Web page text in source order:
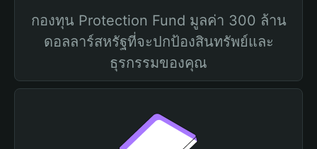
กองทุน Protection Fund มูลค่า 300 ล้าน
ดอลลาร์สหรัฐที่จะปกป้องสินทรัพย์และ
ธุรกรรมของคุณ